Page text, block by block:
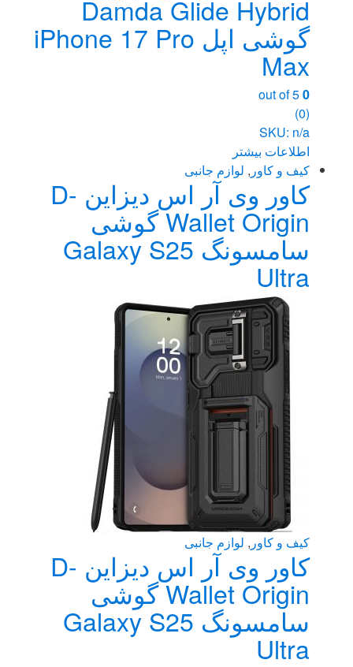
Damda Glide Hybrid
گوشی اپل iPhone 17 Pro
Max
0
(0)
SKU: n/a
اطلاعات بیشتر
کیف و کاور , لوازم جانبی
کاور وی آر اس دیزاین D-
Wallet Origin گوشی
سامسونگ Galaxy S25
Ultra
کیف و کاور , لوازم جانبی
کاور وی آر اس دیزاین D-
Wallet Origin گوشی
سامسونگ Galaxy S25
Ultra